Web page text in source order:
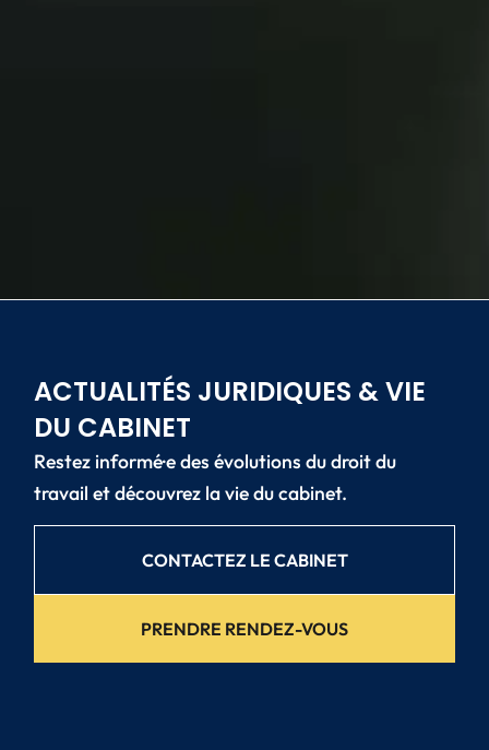
ACTUALITÉS JURIDIQUES & VIE
DU CABINET
Restez informé·e des évolutions du droit du
travail et découvrez la vie du cabinet.
CONTACTEZ LE CABINET
PRENDRE RENDEZ-VOUS